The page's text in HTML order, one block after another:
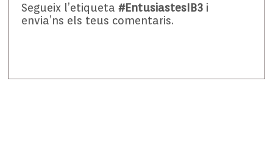
Segueix l’etiqueta#EntusiastesIB3 i
envia’ns els teus comentaris.